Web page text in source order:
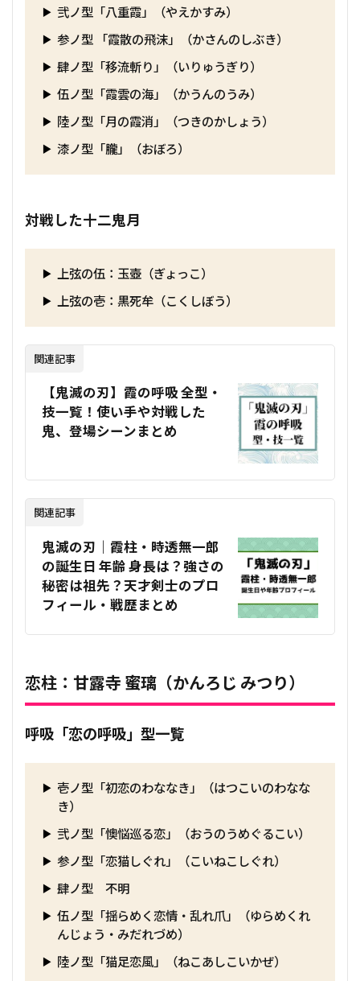
弐ノ型「八重霞」（やえかすみ）
参ノ型 「霞散の飛沫」（かさんのしぶき）
肆ノ型「移流斬り」（いりゅうぎり）
伍ノ型「霞雲の海」（かうんのうみ）
陸ノ型「月の霞消」（つきのかしょう）
漆ノ型「朧」（おぼろ）
対戦した十二鬼月
上弦の伍：玉壺（ぎょっこ）
上弦の壱：黒死牟（こくしぼう）
関連記事
【鬼滅の刃】霞の呼吸 全型・
技一覧！使い手や対戦した
鬼、登場シーンまとめ
関連記事
鬼滅の刃｜霞柱・時透無一郎
の誕生日 年齢 身長は？強さの
秘密は祖先？天才剣士のプロ
フィール・戦歴まとめ
恋柱：甘露寺 蜜璃（かんろじ みつり）
呼吸「恋の呼吸」型一覧
壱ノ型「初恋のわななき」（はつこいのわなな
き）
弐ノ型「懊悩巡る恋」（おうのうめぐるこい）
参ノ型「恋猫しぐれ」（こいねこしぐれ）
肆ノ型 不明
伍ノ型「揺らめく恋情・乱れ爪」（ゆらめくれ
んじょう・みだれづめ）
陸ノ型「猫足恋風」（ねこあしこいかぜ）